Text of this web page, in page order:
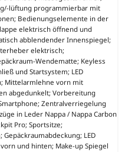
lüftung programmierbar mit
Bedienungselemente in der
elektrisch öffnend und
abblendender Innenspiegel;
elektrisch;
Wendematte; Keyless
und Startsystem; LED
Mittelarmlehne vorn mit
abgedunkelt; Vorbereitung
Zentralverriegelung
in Leder Nappa / Nappa Carbon
Pro; Sportsitze;
LED
und hinten; Make-up Spiegel